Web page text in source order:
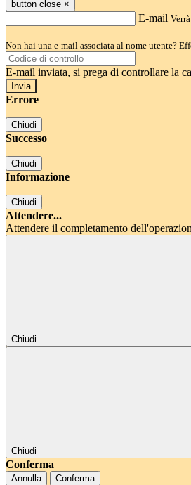
button close ×
E-mail
Non hai una e-mail associata al nome utente?
E-mail inviata, si prega di controllare la
Errore
Chiudi
Successo
Chiudi
Informazione
Chiudi
Attendere...
Attendere il completamento
Chiudi
Chiudi
Conferma
Annulla Conferma